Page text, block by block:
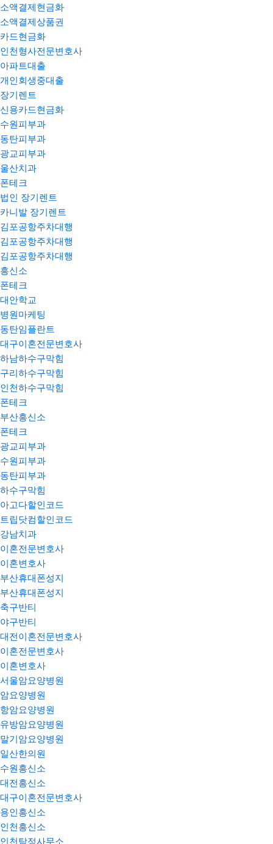
소액결제현금화
소액결제상품권
카드현금화
인천형사전문변호사
아파트대출
개인회생중대출
장기렌트
신용카드현금화
수원피부과
동탄피부과
광교피부과
울산치과
폰테크
법인 장기렌트
카니발 장기렌트
김포공항주차대행
김포공항주차대행
김포공항주차대행
흥신소
폰테크
대안학교
병원마케팅
동탄임플란트
대구이혼전문변호사
하남하수구막힘
구리하수구막힘
인천하수구막힘
폰테크
부산흥신소
폰테크
광교피부과
수원피부과
동탄피부과
하수구막힘
아고다할인코드
트립닷컴할인코드
강남치과
이혼전문변호사
이혼변호사
부산휴대폰성지
부산휴대폰성지
축구반티
야구반티
대전이혼전문변호사
이혼전문변호사
이혼변호사
서울암요양병원
암요양병원
항암요양병원
유방암요양병원
말기암요양병원
일산한의원
수원흥신소
대전흥신소
대구이혼전문변호사
용인흥신소
인천흥신소
인천탐정사무소